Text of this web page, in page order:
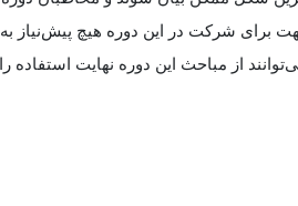
برای شرکت در این دوره هیچ پیش‌نیاز به
از مباحث این دوره نهایت استفاده را